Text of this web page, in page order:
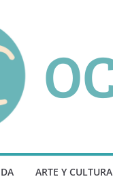
ARTE Y CULTURA